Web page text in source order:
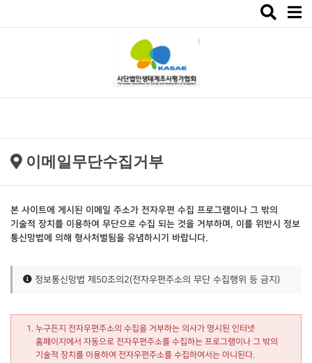
Toggle
이메일무단수집거부
본 사이트에 게시된 이메일 주소가 전자우편 수집 프로그램이나 그 밖의
기술적 장치를 이용하여 무단으로 수집 되는 것을 거부하며, 이를 위반시 정보
통신망법에 의해 형사처벌됨을 유념하시기 바랍니다.
정보통신망법 제50조의2(전자우편주소의 무단 수집행위 등 금지)
누구든지 전자우편주소의 수집을 거부하는 의사가 명시된 인터넷
홈페이지에서 자동으로 전자우편주소를 수집하는 프로그램이나 그 밖의
기술적 장치를 이용하여 전자우편주소를 수집하여서는 아니된다.